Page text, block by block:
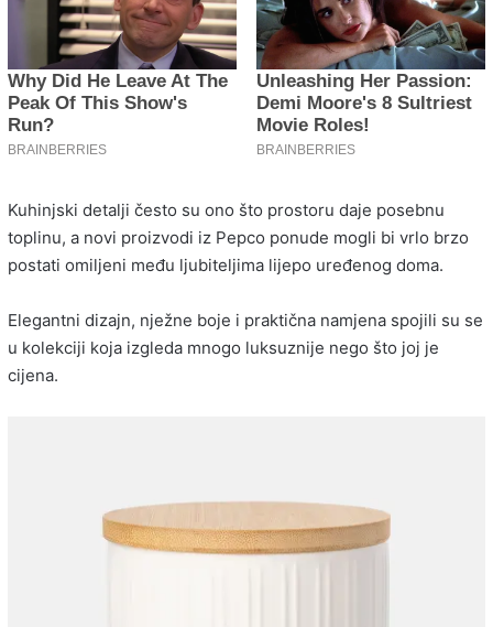
Kuhinjski detalji često su ono što prostoru daje posebnu
toplinu, a novi proizvodi iz Pepco ponude mogli bi vrlo brzo
postati omiljeni među ljubiteljima lijepo uređenog doma.
Elegantni dizajn, nježne boje i praktična namjena spojili su se
u kolekciji koja izgleda mnogo luksuznije nego što joj je
cijena.